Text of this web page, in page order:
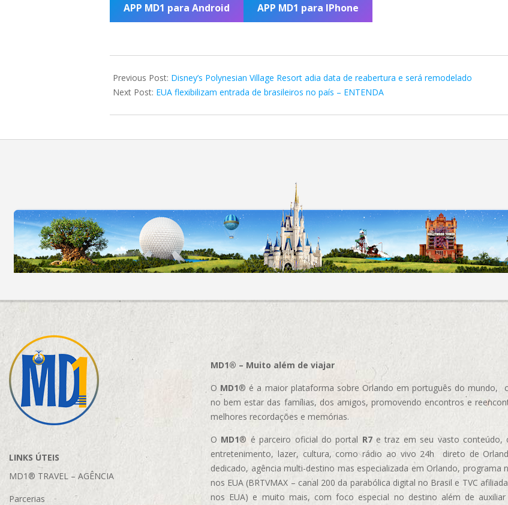
APP MD1 para Android APP MD1 para IPhone
09-
08
Previous Post: Disney’s Polynesian Village Resort adia data de reabertura e será remodelado
Next Post: EUA flexibilizam entrada de brasileiros no país – ENTENDA
LINKS ÚTEIS
MD1® TRAVEL – AGÊNCIA
Parcerias
MD1® – Muito além de viajar
O MD1® é a maior plataforma sobre Orlando em português do mundo,
no bem estar das famílias, dos amigos, promovendo encontros e
melhores recordações e memórias.
O MD1® é parceiro oficial do portal R7e traz em seu vasto conteúdo,
entretenimento, lazer, cultura, como rádio ao vivo 24h direto de
dedicado, agência multi-destino mas especializada em Orlando, programa
nos EUA (BRTVMAX – canal 200 da parabólica digital no Brasil e TVC
nos EUA) e muito mais, com foco especial no destino além de